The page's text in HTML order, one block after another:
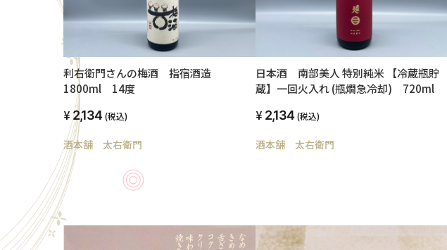
利右衛門さんの梅酒 指宿酒造
1800ml 14度
2,134 (税込)
酒本舗 太右衛門
日本酒 南部美人 特別純米 【冷蔵瓶貯
蔵】一回火入れ (瓶燗急冷却) 720ml
2,134 (税込)
酒本舗 太右衛門